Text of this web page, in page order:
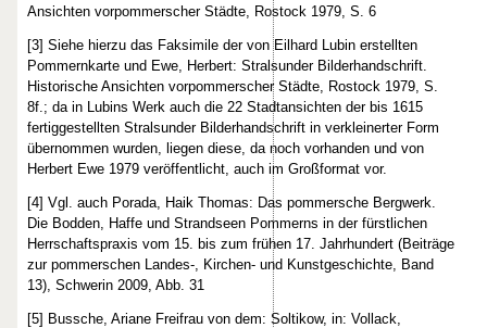
Ansichten vorpommerscher Städte, Rostock 1979, S. 6
[3] Siehe hierzu das Faksimile der von Eilhard Lubin erstellten
Pommernkarte und Ewe, Herbert: Stralsunder Bilderhandschrift.
Historische Ansichten vorpommerscher Städte, Rostock 1979, S.
8f.; da in Lubins Werk auch die 22 Stadtansichten der bis 1615
fertiggestellten Stralsunder Bilderhandschrift in verkleinerter Form
übernommen wurden, liegen diese, da noch vorhanden und von
Herbert Ewe 1979 veröffentlicht, auch im Großformat vor.
[4] Vgl. auch Porada, Haik Thomas: Das pommersche Bergwerk.
Die Bodden, Haffe und Strandseen Pommerns in der fürstlichen
Herrschaftspraxis vom 15. bis zum frühen 17. Jahrhundert (Beiträge
zur pommerschen Landes-, Kirchen- und Kunstgeschichte, Band
13), Schwerin 2009, Abb. 31
[5] Bussche, Ariane Freifrau von dem: Soltikow, in: Vollack,